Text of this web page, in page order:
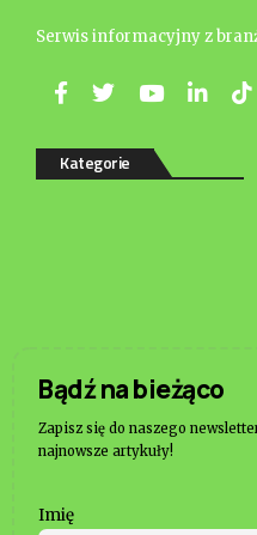
Serwis informacyjny z
Kategorie
Bądź na bieżąco
Zapisz się do naszego
najnowsze artykuły!
Imię